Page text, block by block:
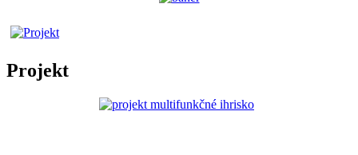
Projekt